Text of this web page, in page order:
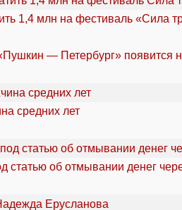
1,4 млн на фестиваль «Сила
— Петербург» появится
средних лет
статью об отмывании денег